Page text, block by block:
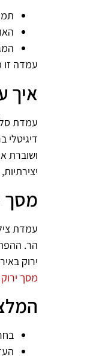
עמדה זו
איך
עמדת
ושוברת
מסך
עמדת
הר.
ירוק
מסך